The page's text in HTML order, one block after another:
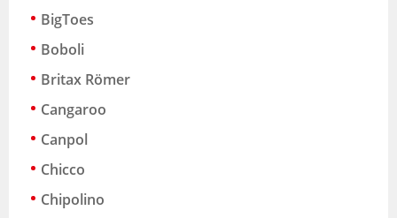
BigToes
Boboli
Britax Römer
Cangaroo
Canpol
Chicco
Chipolino